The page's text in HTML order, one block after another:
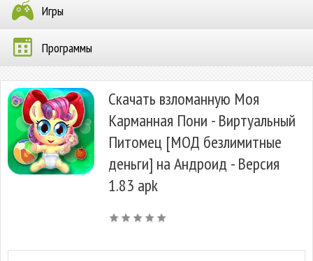
Игры
Программы
Скачать взломанную Моя
Карманная Пони - Виртуальный
Питомец [МОД безлимитные
деньги] на Андроид - Версия
1.83 apk